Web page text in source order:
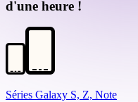
d'une heure !
Séries Galaxy S, Z, Note